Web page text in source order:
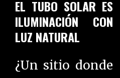
EL TUBO SOLAR ES
ILUMINACIÓN CON
LUZ NATURAL
¿Un sitio donde